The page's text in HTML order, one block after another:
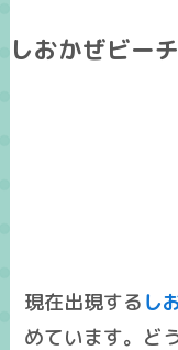
しおかぜビー
現在出現する し
めています。ど